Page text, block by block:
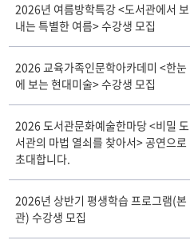
2026년 여름방학특강 <도서관에서 보
내는 특별한 여름> 수강생 모집
2026 교육가족인문학아카데미 <한눈
에 보는 현대미술> 수강생 모집
2026 도서관문화예술한마당 <비밀 도
서관의 마법 열쇠를 찾아서> 공연으로
초대합니다.
2026년 상반기 평생학습 프로그램(본
관) 수강생 모집